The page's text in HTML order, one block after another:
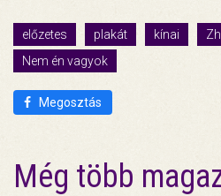
előzetes plakát kínai
Nem én vagyok
Megosztás
Még több